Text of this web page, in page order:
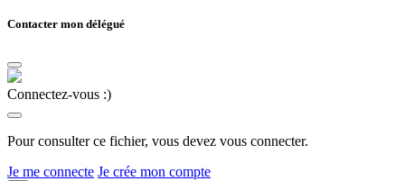
Contacter mon délégué
Connectez-vous :)
Pour consulter ce fichier, vous devez vous connecter.
Je me connecte Je crée mon compte